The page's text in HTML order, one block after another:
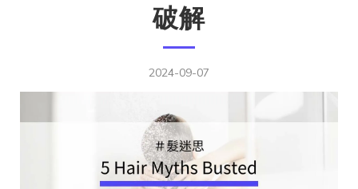
破解
2024-09-07